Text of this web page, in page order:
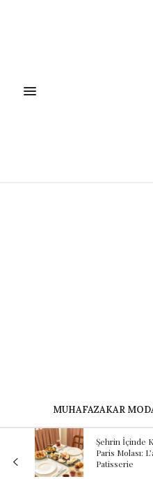
MUHAFAZAKAR
İçinde Küçük Bir
L’aube